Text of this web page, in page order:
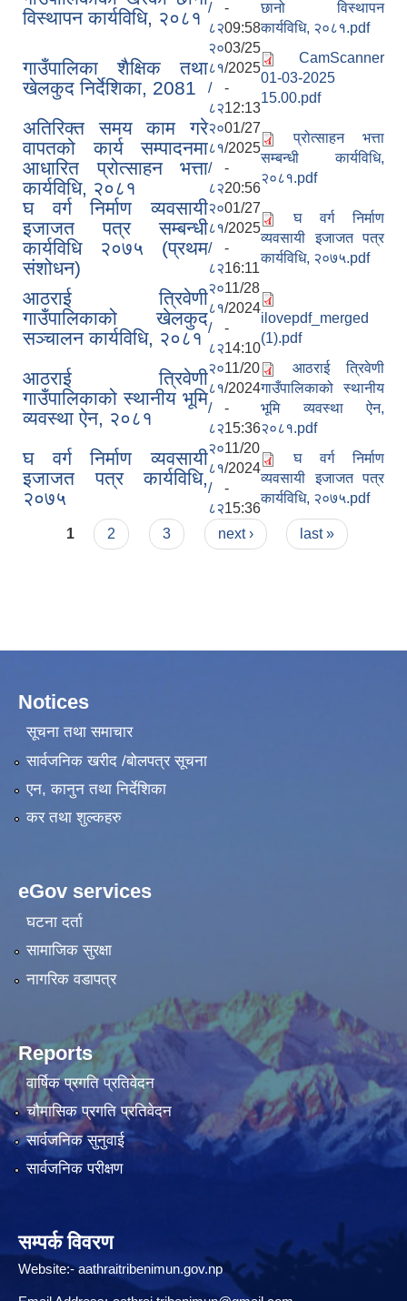
विस्थापन कार्यविधि, २०८१ /
८२
-
09:58
छानो विस्थापन
कार्यविधि, २०८१.pdf
गाउँपालिका शैक्षिक तथा
खेलकुद निर्देशिका, 2081
२०
८१
/
८२
03/25
/2025
-
12:13
CamScanner
01-03-2025
15.00.pdf
अतिरिक्त समय काम गरे
वापतको कार्य सम्पादनमा
आधारित प्रोत्साहन भत्ता
कार्यविधि, २०८१
२०
८१
/
८२
01/27
/2025
-
20:56
प्रोत्साहन भत्ता
सम्बन्धी कार्यविधि,
२०८१.pdf
घ वर्ग निर्माण व्यवसायी
इजाजत पत्र सम्बन्धी
कार्यविधि २०७५ (प्रथम
संशोधन)
२०
८१
/
८२
01/27
/2025
-
16:11
घ वर्ग निर्माण
व्यवसायी इजाजत पत्र
कार्यविधि, २०७५.pdf
आठराई त्रिवेणी
गाउँपालिकाको खेलकुद
सञ्‍चालन कार्यविधि, २०८१
२०
८१
/
८२
11/28
/2024
-
14:10
ilovepdf_merged
(1).pdf
आठराई त्रिवेणी
गाउँपालिकाको स्थानीय भूमि
व्यवस्था ऐन, २०८१
२०
८१
/
८२
11/20
/2024
-
15:36
आठराई त्रिवेणी
गाउँपालिकाको स्थानीय
भूमि व्यवस्था ऐन,
२०८१.pdf
घ वर्ग निर्माण व्यवसायी
इजाजत पत्र कार्यविधि,
२०७५
२०
८१
/
८२
11/20
/2024
-
15:36
घ वर्ग निर्माण
व्यवसायी इजाजत पत्र
कार्यविधि, २०७५.pdf
Pages
1 2 3 next › last »
Notices
सूचना तथा समाचार
सार्वजनिक खरीद /बोलपत्र सूचना
एन, कानुन तथा निर्देशिका
कर तथा शुल्कहरु
eGov services
घटना दर्ता
सामाजिक सुरक्षा
नागरिक वडापत्र
Reports
वार्षिक प्रगति प्रतिवेदन
चौमासिक प्रगति प्रतिवेदन
सार्वजनिक सुनुवाई
सार्वजनिक परीक्षण
सम्पर्क विवरण
Website:-aathraitribenimun.gov.np